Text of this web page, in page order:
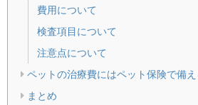
費用について
検査項目について
注意点について
ペットの治療費にはペット保険で備え
まとめ